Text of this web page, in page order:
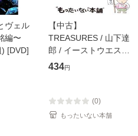
ヴェル
編〜
[DVD]
【中古】
TREASURES / 山下達
郎 / イーストウエス
ト・ジャパン [CD]
434円
(0)
もったいない本舗